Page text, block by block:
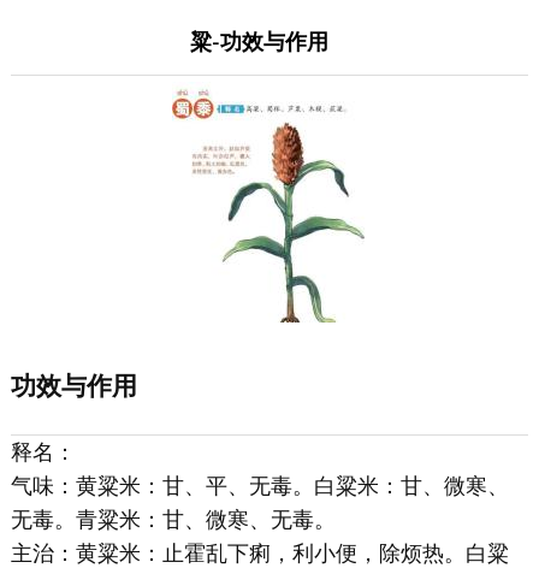
粱-功效与作用
功效与作用
释名：
气味：黄粱米：甘、平、无毒。白粱米：甘、微寒、
无毒。青粱米：甘、微寒、无毒。
主治：黄粱米：止霍乱下痢，利小便，除烦热。白粱